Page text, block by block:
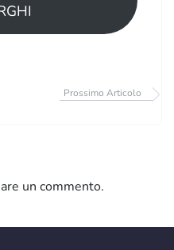
Prossimo Articolo
un commento.